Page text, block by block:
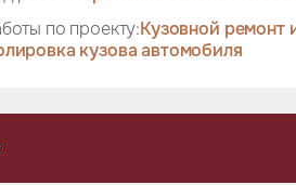
по проекту:Кузовной ремонт
кузова автомобиля